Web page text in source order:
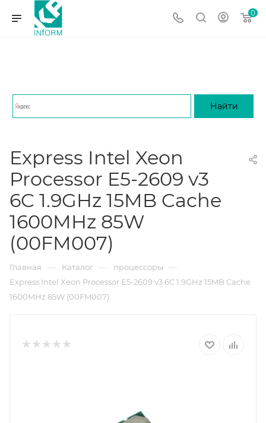
0
Express Intel Xeon
Processor E5-2609 v3
6C 1.9GHz 15MB Cache
1600MHz 85W
(00FM007)
Главная — Каталог — процессоры —
Express Intel Xeon Processor E5-2609 v3 6C 1.9GHz 15MB Cache
1600MHz 85W (00FM007)